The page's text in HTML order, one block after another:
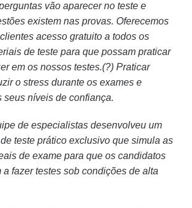
vão aparecer no teste e
existem nas provas. Oferecemos
acesso gratuito a todos os
de teste para que possam praticar
em os nossos testes.(?) Praticar
o stress durante os exames e
seus níveis de confiança.
de especialistas desenvolveu um
teste prático exclusivo que simula as
de exame para que os candidatos
a fazer testes sob condições de alta